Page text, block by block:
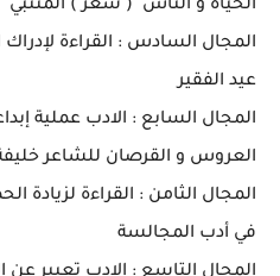
الحياة و الناس ( شعر ) المتنبي
المجال السادس : القراءة
عيد الفقير
المجال السابع : الادب عملية
العروس و القرصان للشاعر
المجال الثامن : القراءة لزيادة
في أدب المجالسة